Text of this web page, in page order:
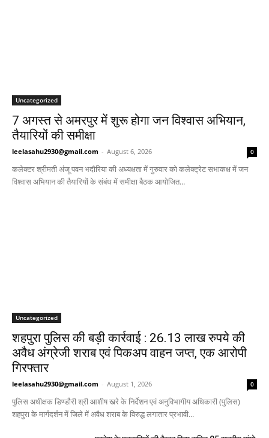
Uncategorized
7 अगस्त से अमरपुर में शुरू होगा जन विश्वास अभियान,
तैयारियों की समीक्षा
leelasahu2930@gmail.com - August 6, 2026 0
कलेक्टर श्रीमती अंजू पवन भदौरिया की अध्यक्षता में गुरुवार को कलेक्ट्रेट सभाकक्ष में जन
विश्वास अभियान की तैयारियों के संबंध में समीक्षा बैठक आयोजित...
Uncategorized
शहपुरा पुलिस की बड़ी कार्रवाई : 26.13 लाख रुपये की
अवैध अंग्रेजी शराब एवं पिकअप वाहन जप्त, एक आरोपी
गिरफ्तार
leelasahu2930@gmail.com - August 1, 2026 0
पुलिस अधीक्षक डिण्डौरी श्री आशीष खरे के निर्देशन एवं अनुविभागीय अधिकारी (पुलिस)
शहपुरा के मार्गदर्शन में जिले में अवैध शराब के विरुद्ध लगातार प्रभावी...